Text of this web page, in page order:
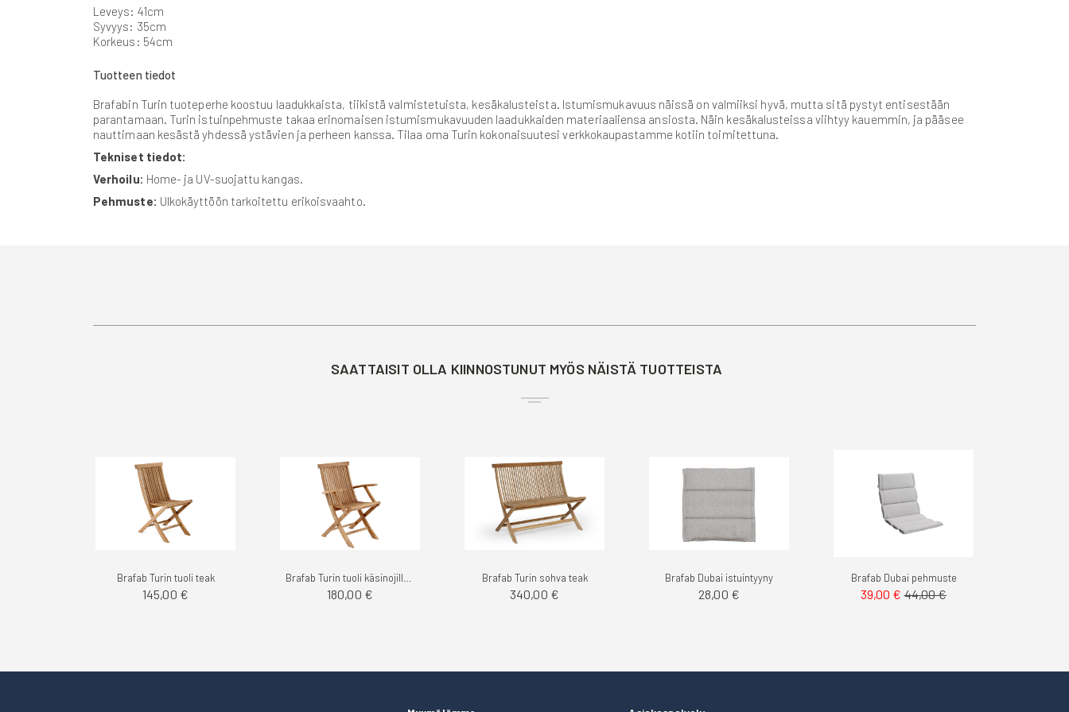
Leveys: 41cm
Syvyys: 35cm
Korkeus: 54cm
Tuotteen tiedot
Brafabin Turin tuoteperhe koostuu laadukkaista, tiikistä valmistetuista, kesäkalusteista. Istumismukavuus näissä on valmiiksi hyvä, mutta sitä pystyt entisestään
parantamaan. Turin istuinpehmuste takaa erinomaisen istumismukavuuden laadukkaiden materiaaliensa ansiosta. Näin kesäkalusteissa viihtyy kauemmin, ja pääsee
nauttimaan kesästä yhdessä ystävien ja perheen kanssa. Tilaa oma Turin kokonaisuutesi verkkokaupastamme kotiin toimitettuna.
Tekniset tiedot:
Verhoilu: Home- ja UV-suojattu kangas.
Pehmuste: Ulkokäyttöön tarkoitettu erikoisvaahto.
SAATTAISIT OLLA KIINNOSTUNUT MYÖS NÄISTÄ TUOTTEISTA
Brafab Turin tuoli teak
145,00 € 180,00 €
Brafab Turin sohva teak
340,00 €
Brafab Dubai istuintyyny
28,00 €
Brafab Dubai pehmuste
39,00 € 44,00 €